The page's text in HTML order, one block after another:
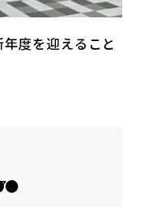
度を迎えること